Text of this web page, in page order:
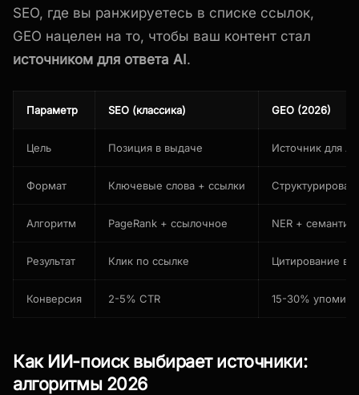
SEO, где вы ранжируетесь в списке ссылок,
GEO нацелен на то, чтобы ваш контент стал
источником для ответа AI.
Параметр SEO (классика) GEO (2026)
Цель Позиция в выдаче Источник для
Формат Ключевые слова + ссылки
Алгоритм PageRank + ссылочное NER +
Результат Клик по ссылке Цитирование в
Конверсия 2-5% CTR 15-30%
Как ИИ-поиск выбирает источники:
алгоритмы 2026